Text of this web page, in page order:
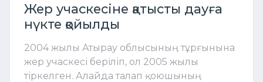
Жер учаскесіне қатысты дауға
нүкте қойылды
2004 жылы Атырау облысының тұрғынына
жер учаскесі беріліп, ол 2005 жылы
тіркелген. Алайда талап қоюшының